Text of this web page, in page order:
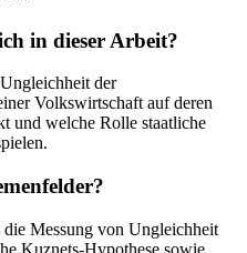
in dieser Arbeit?
der
Volkswirtschaft auf deren
und welche Rolle staatliche
Messung von Ungleichheit
Kuznets-Hypothese sowie